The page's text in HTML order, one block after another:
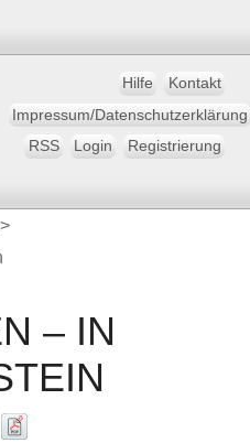
Hilfe
Kontakt
Impressum/Datenschutzerklärung
RSS
Login Registrierung
>
– IN